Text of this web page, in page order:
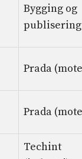
Bygging og
publisering
Prada
Prada
Techint